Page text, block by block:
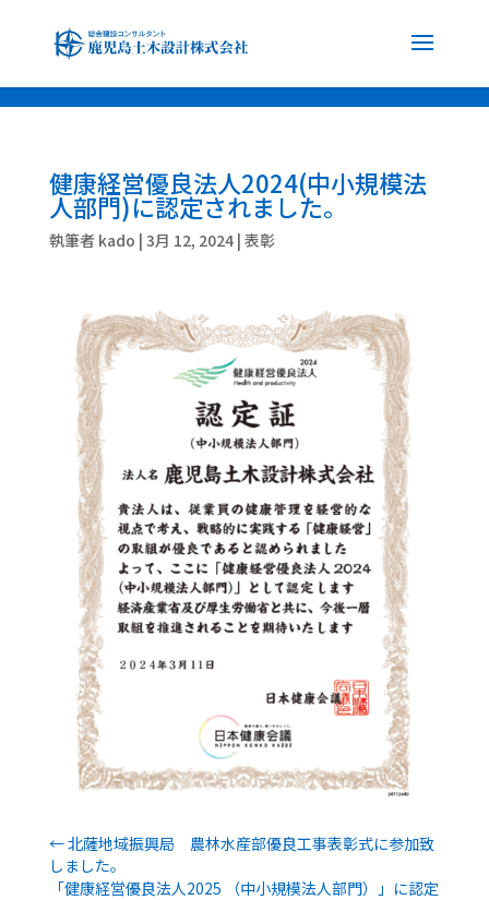
健康経営優良法人2024(中小規模法
人部門)に認定されました。
執筆者 kado | 3月 12, 2024| 表彰
←北薩地域振興局 農林水産部優良工事表彰式に参加致
しました。
「健康経営優良法人2025 （中小規模法人部門）」に認定